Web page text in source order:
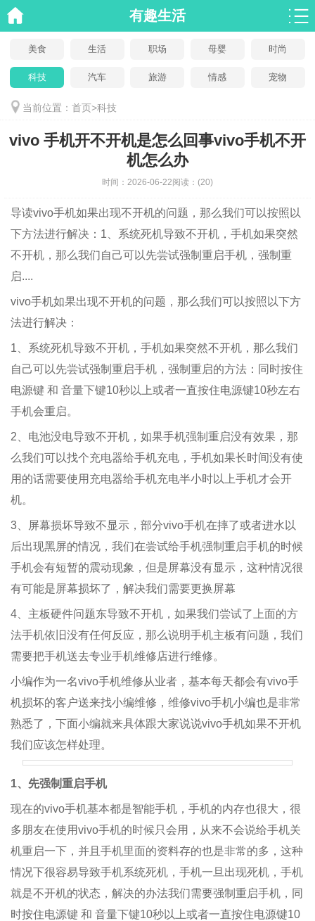
有趣生活
美食 生活 职场 母婴 时尚
科技 汽车 旅游 情感 宠物
当前位置： 首页>科技
vivo 手机开不开机是怎么回事vivo手机不开
机怎么办
时间： 2026-06-22阅读： (20)
导读vivo手机如果出现不开机的问题，那么我们可以按照以
下方法进行解决：1、系统死机导致不开机，手机如果突然
不开机，那么我们自己可以先尝试强制重启手机，强制重
启....
vivo手机如果出现不开机的问题，那么我们可以按照以下方
法进行解决：
1、系统死机导致不开机，手机如果突然不开机，那么我们
自己可以先尝试强制重启手机，强制重启的方法：同时按住
电源键 和 音量下键10秒以上或者一直按住电源键10秒左右
手机会重启。
2、电池没电导致不开机，如果手机强制重启没有效果，那
么我们可以找个充电器给手机充电，手机如果长时间没有使
用的话需要使用充电器给手机充电半小时以上手机才会开
机。
3、屏幕损坏导致不显示，部分vivo手机在摔了或者进水以
后出现黑屏的情况，我们在尝试给手机强制重启手机的时候
手机会有短暂的震动现象，但是屏幕没有显示，这种情况很
有可能是屏幕损坏了，解决我们需要更换屏幕
4、主板硬件问题东导致不开机，如果我们尝试了上面的方
法手机依旧没有任何反应，那么说明手机主板有问题，我们
需要把手机送去专业手机维修店进行维修。
小编作为一名vivo手机维修从业者，基本每天都会有vivo手
机损坏的客户送来找小编维修，维修vivo手机小编也是非常
熟悉了，下面小编就来具体跟大家说说vivo手机如果不开机
我们应该怎样处理。
1、先强制重启手机
现在的vivo手机基本都是智能手机，手机的内存也很大，很
多朋友在使用vivo手机的时候只会用，从来不会说给手机关
机重启一下，并且手机里面的资料存的也是非常的多，这种
情况下很容易导致手机系统死机，手机一旦出现死机，手机
就是不开机的状态，解决的办法我们需要强制重启手机，同
时按住电源键 和 音量下键10秒以上或者一直按住电源键10